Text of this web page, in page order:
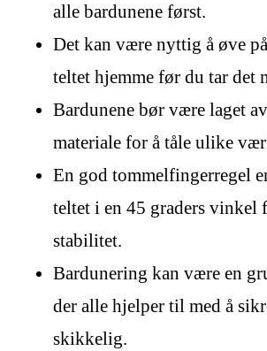
alle bardunene først.
Det kan være nyttig å øve
teltet hjemme før du tar det
Bardunene bør være laget
materiale for å tåle ulike
En god tommelfingerregel
teltet i en 45 graders vinkel
stabilitet.
Bardunering kan være en
der alle hjelper til med å
skikkelig.